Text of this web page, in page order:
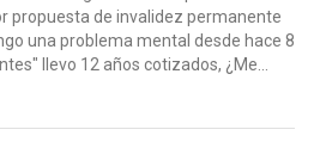
propuesta de invalidez permanente
una problema mental desde hace 8
llevo 12 años cotizados, ¿Me...